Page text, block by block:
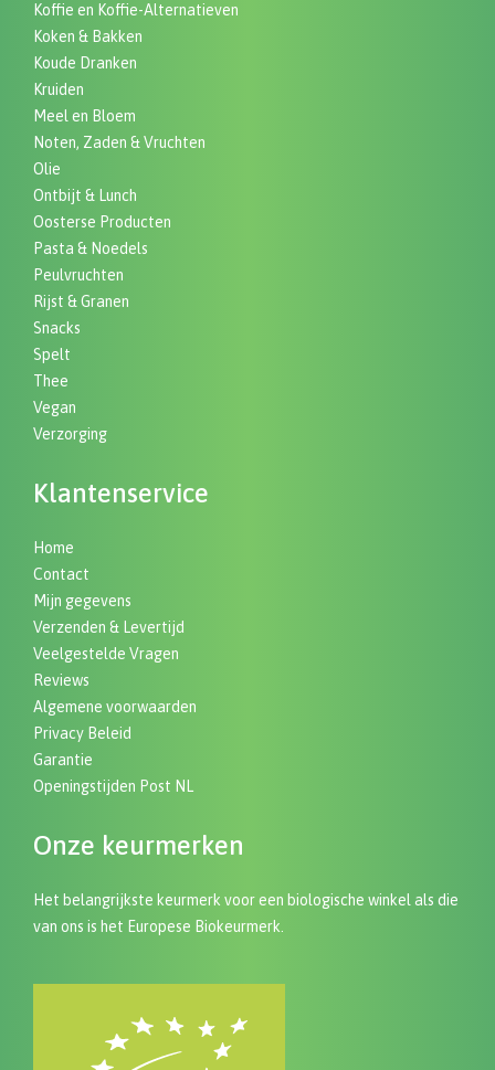
Koffie en Koffie-Alternatieven
Koken & Bakken
Koude Dranken
Kruiden
Meel en Bloem
Noten, Zaden & Vruchten
Olie
Ontbijt & Lunch
Oosterse Producten
Pasta & Noedels
Peulvruchten
Rijst & Granen
Snacks
Spelt
Thee
Vegan
Verzorging
Klantenservice
Home
Contact
Mijn gegevens
Verzenden & Levertijd
Veelgestelde Vragen
Reviews
Algemene voorwaarden
Privacy Beleid
Garantie
Openingstijden Post NL
Onze keurmerken
Het belangrijkste keurmerk voor een biologische winkel als die
van ons is het Europese Biokeurmerk.